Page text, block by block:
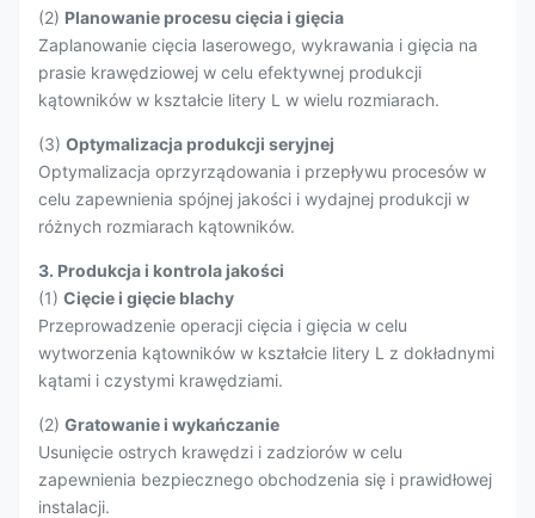
(2) Planowanie procesu cięcia i gięcia
Zaplanowanie cięcia laserowego, wykrawania i gięcia na
prasie krawędziowej w celu efektywnej produkcji
kątowników w kształcie litery L w wielu rozmiarach.
(3) Optymalizacja produkcji seryjnej
Optymalizacja oprzyrządowania i przepływu procesów w
celu zapewnienia spójnej jakości i wydajnej produkcji w
różnych rozmiarach kątowników.
3. Produkcja i kontrola jakości
(1) Cięcie i gięcie blachy
Przeprowadzenie operacji cięcia i gięcia w celu
wytworzenia kątowników w kształcie litery L z dokładnymi
kątami i czystymi krawędziami.
(2) Gratowanie i wykańczanie
Usunięcie ostrych krawędzi i zadziorów w celu
zapewnienia bezpiecznego obchodzenia się i prawidłowej
instalacji.